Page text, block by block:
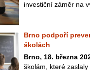
investiční záměr na
Brno podpoří
školách
Brno, 18. března
školám, které